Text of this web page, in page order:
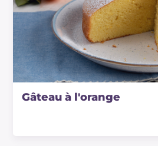
Gâteau à l'orange